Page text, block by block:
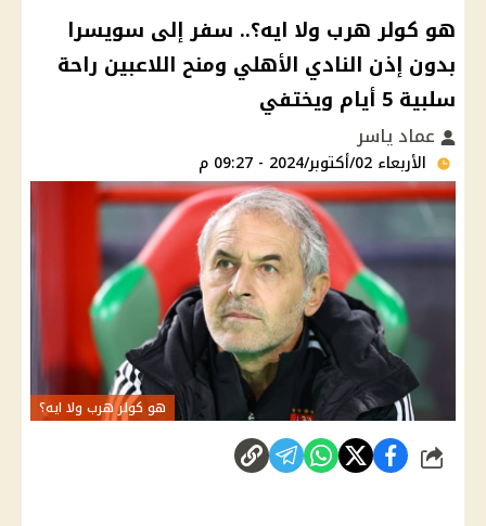
هو كولر هرب ولا ايه؟.. سفر إلى سويسرا
بدون إذن النادي الأهلي ومنح اللاعبين راحة
سلبية 5 أيام ويختفي
عماد ياسر
الأربعاء 02/أكتوبر/2024 - 09:27 م
هو كولر هرب ولا ايه؟
شارك